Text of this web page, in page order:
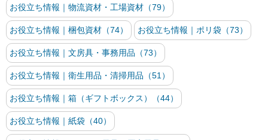
お役立ち情報｜物流資材・工場資材（79）
お役立ち情報｜梱包資材（74） お役立ち情報｜ポリ袋（73）
お役立ち情報｜文房具・事務用品（73）
お役立ち情報｜衛生用品・清掃用品（51）
お役立ち情報｜箱（ギフトボックス）（44）
お役立ち情報｜紙袋（40）